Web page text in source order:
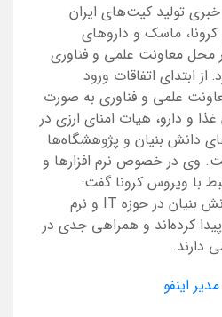
تولید کیت‌های ایران
ماسک و داروهای
محل معاونت علمی و فناوری
از ابتدای اتفاقات ورود
علمی و فناوری به صورت
و دارو، هیات امنای ارزی در
دانش بنیان و پژوهشگاه‌ها
وی در خصوص نرم افزارها و
با ویروس کرونا گفت:
بسیاری از شرکت‌های دانش بنیان در حوزه IT و نرم
پیدا کرده‌اند و همراهی جدی در
دارند.
اینفو